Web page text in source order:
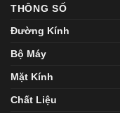
THÔNG SỐ
Đường Kính
Bộ Máy
Mặt Kính
Chất Liệu